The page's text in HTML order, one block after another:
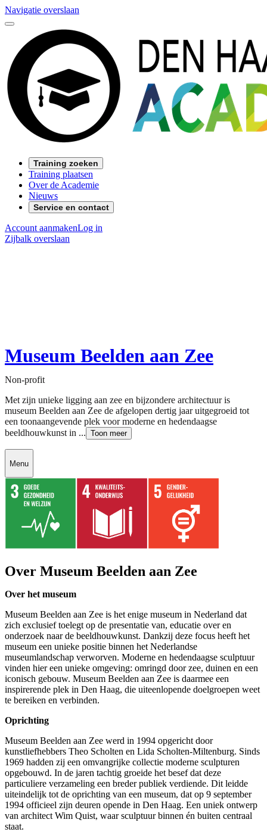
Navigatie overslaan
Training zoeken
Training plaatsen
Over de Academie
Nieuws
Service en contact
Account aanmakenLog in
Zijbalk overslaan
Museum Beelden aan Zee
Non-profit
Met zijn unieke ligging aan zee en bijzondere architectuur is
museum Beelden aan Zee de afgelopen dertig jaar uitgegroeid tot
een toonaangevende plek voor moderne en hedendaagse
beeldhouwkunst in ... Toon meer
Menu
Over Museum Beelden aan Zee
Over het museum
Museum Beelden aan Zee is het enige museum in Nederland dat
zich exclusief toelegt op de presentatie van, educatie over en
onderzoek naar de beeldhouwkunst. Dankzij deze focus heeft het
museum een unieke positie binnen het Nederlandse
museumlandschap verworven. Moderne en hedendaagse sculptuur
vinden hier een unieke omgeving: omringd door zee, duinen en een
iconisch gebouw. Museum Beelden aan Zee is daarmee een
inspirerende plek in Den Haag, die uiteenlopende doelgroepen weet
te bereiken en verbinden.
Oprichting
Museum Beelden aan Zee werd in 1994 opgericht door
kunstliefhebbers Theo Scholten en Lida Scholten-Miltenburg. Sinds
1969 hadden zij een omvangrijke collectie moderne sculpturen
opgebouwd. In de jaren tachtig groeide het besef dat deze
particuliere verzameling een breder publiek verdiende. Dit leidde
uiteindelijk tot de oprichting van een museum, dat op 9 september
1994 officieel zijn deuren opende in Den Haag. Een uniek ontwerp
van architect Wim Quist, waar sculptuur binnen én buiten centraal
staat.